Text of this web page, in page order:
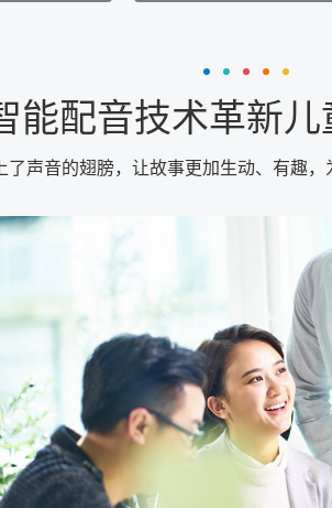
能配音技术革新儿
声音的翅膀，让故事更加生动、有趣